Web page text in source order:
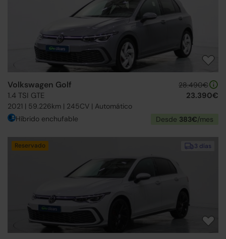
Volkswagen Golf
1.4 TSI GTE
2021 | 59.226km | 245CV | Automático
28.490€
23.390€
Híbrido enchufable Desde 383€/mes
3 días
Reservado